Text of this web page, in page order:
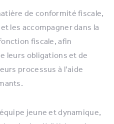
de conformité fiscale,
les accompagner dans la
fiscale, afin
leurs obligations et de
processus à l’aide
jeune et dynamique,